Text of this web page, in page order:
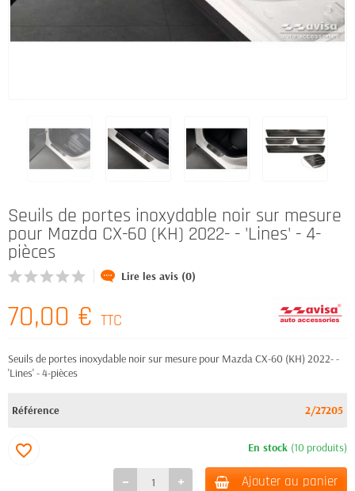
Seuils de portes inoxydable noir sur mesure
pour Mazda CX-60 (KH) 2022- - 'Lines' - 4-
pièces
Lire les avis (0)
70,00 € TTC
Seuils de portes inoxydable noir sur mesure pour Mazda CX-60 (KH) 2022- -
'Lines' - 4-pièces
Référence 2/27205
En stock (10 produits)
Ajouter au panier
favorite_border